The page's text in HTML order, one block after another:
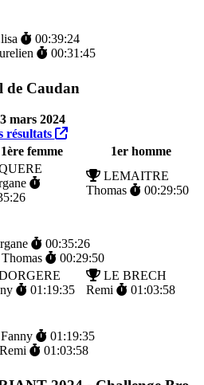
00:39:24
00:31:45
de Caudan
3 mars 2024
résultats
1ère femme
1er homme
LEMAITRE
Thomas
00:29:50
00:35:26
00:29:50
01:19:35
LE BRECH
Remi
01:03:58
01:19:35
01:03:58